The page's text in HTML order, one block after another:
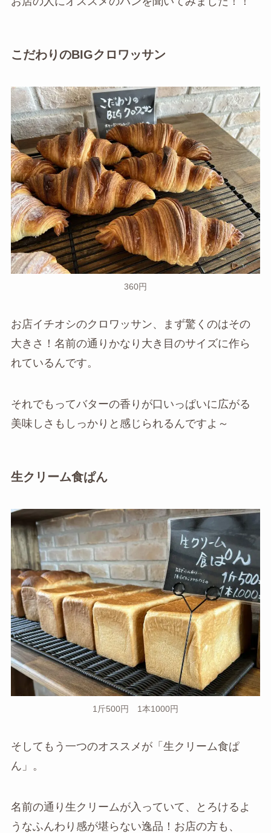
こだわりのBIGクロワッサン
360円
お店イチオシのクロワッサン、まず驚くのはその
大きさ！名前の通りかなり大き目のサイズに作ら
れているんです。
それでもってバターの香りが口いっぱいに広がる
美味しさもしっかりと感じられるんですよ～
生クリーム食ぱん
1斤500円 1本1000円
そしてもう一つのオススメが「生クリーム食ぱ
ん」。
名前の通り生クリームが入っていて、とろけるよ
うなふんわり感が堪らない逸品！お店の方も、